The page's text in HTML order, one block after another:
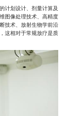
计划设计、剂量计算及
图像处理技术、高精度
技术、放射生物学前沿
这相对于常规放疗是质